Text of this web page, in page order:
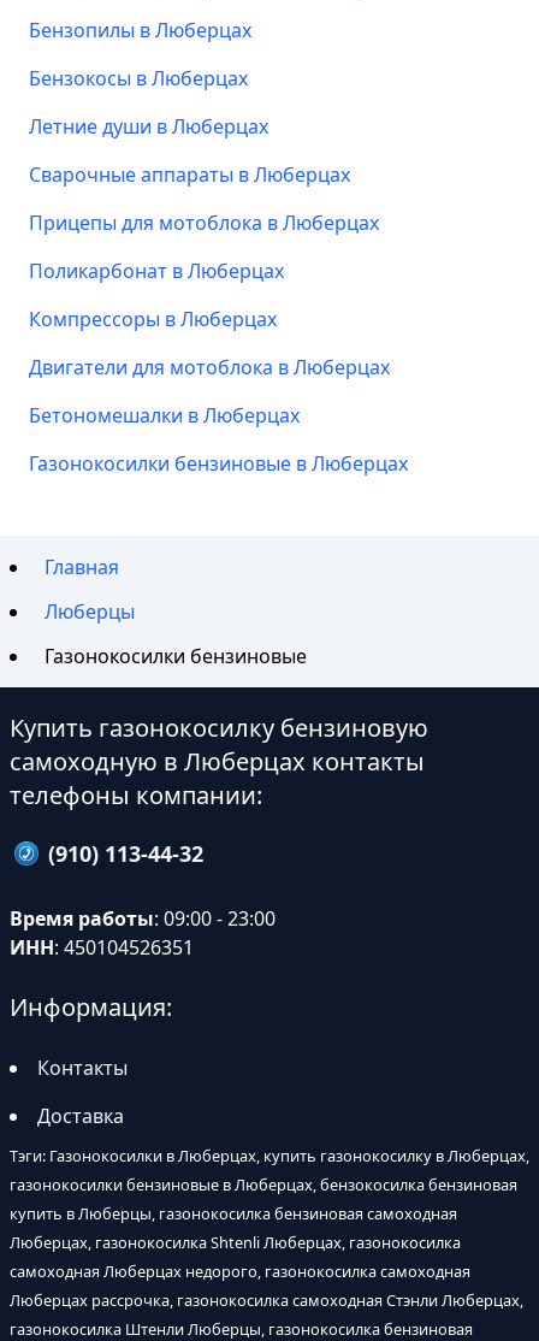
Бензопилы в Люберцах
Бензокосы в Люберцах
Летние души в Люберцах
Сварочные аппараты в Люберцах
Прицепы для мотоблока в Люберцах
Поликарбонат в Люберцах
Компрессоры в Люберцах
Двигатели для мотоблока в Люберцах
Бетономешалки в Люберцах
Газонокосилки бензиновые в Люберцах
Главная
Люберцы
Газонокосилки бензиновые
Купить газонокосилку бензиновую
самоходную в Люберцах контакты
телефоны компании:
(910) 113-44-32
Время работы: 09:00 - 23:00
ИНН: 450104526351
Информация:
Контакты
Доставка
Тэги: Газонокосилки в Люберцах, купить газонокосилку в Люберцах,
газонокосилки бензиновые в Люберцах, бензокосилка бензиновая
купить в Люберцы, газонокосилка бензиновая самоходная
Люберцах, газонокосилка Shtenli Люберцах, газонокосилка
самоходная Люберцах недорого, газонокосилка самоходная
Люберцах рассрочка, газонокосилка самоходная Стэнли Люберцах,
газонокосилка Штенли Люберцы, газонокосилка бензиновая